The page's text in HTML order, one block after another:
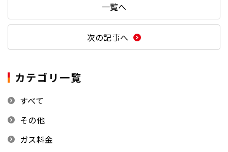
一覧へ
次の記事へ
カテゴリ一覧
すべて
その他
ガス料金